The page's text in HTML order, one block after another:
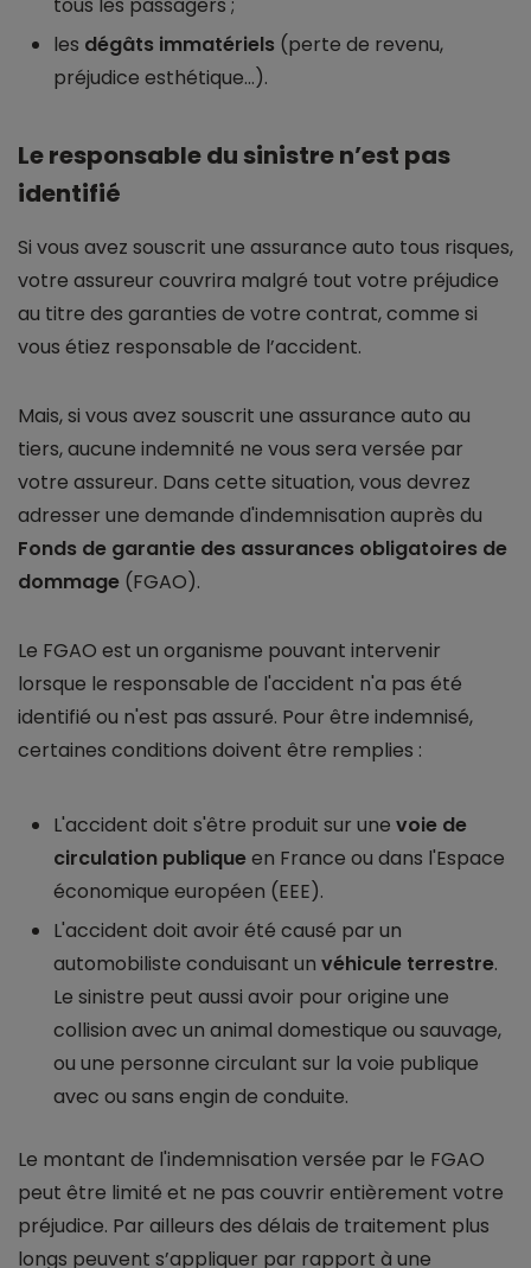
les dégâts immatériels (perte de revenu,
préjudice esthétique…).
Le responsable du sinistre n’est pas
identifié
Si vous avez souscrit une assurance auto tous risques,
votre assureur couvrira malgré tout votre préjudice
au titre des garanties de votre contrat, comme si
vous étiez responsable de l’accident.
Mais, si vous avez souscrit une assurance auto au
tiers, aucune indemnité ne vous sera versée par
votre assureur. Dans cette situation, vous devrez
adresser une demande d'indemnisation auprès du
Fonds de garantie des assurances obligatoires de
dommage (FGAO).
Le FGAO est un organisme pouvant intervenir
lorsque le responsable de l'accident n'a pas été
identifié ou n'est pas assuré. Pour être indemnisé,
certaines conditions doivent être remplies :
L'accident doit s'être produit sur une voie de
circulation publiqueen France ou dans l'Espace
économique européen (EEE).
L'accident doit avoir été causé par un
automobiliste conduisant un véhicule terrestre.
Le sinistre peut aussi avoir pour origine une
collision avec un animal domestique ou sauvage,
ou une personne circulant sur la voie publique
avec ou sans engin de conduite.
Le montant de l'indemnisation versée par le FGAO
peut être limité et ne pas couvrir entièrement votre
préjudice. Par ailleurs des délais de traitement plus
longs peuvent s’appliquer par rapport à une